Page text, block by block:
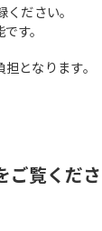
ださい。
す。
となります。
ご覧くだ